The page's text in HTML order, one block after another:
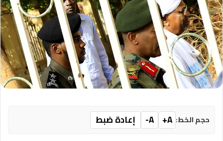
حجم الخط: A+
A-
إعادة ضبط